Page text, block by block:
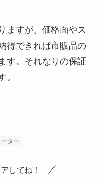
ますが、価格面やス
得できれば市販品の
す。それなりの保証
。
ーター
してね！